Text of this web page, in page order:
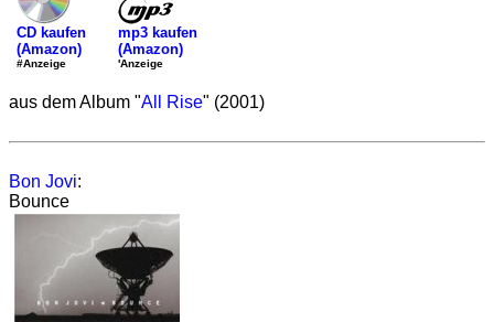
CD kaufen
(Amazon)
#Anzeige
mp3 kaufen
(Amazon)
'Anzeige
aus dem Album "All Rise" (2001)
Bon Jovi:
Bounce